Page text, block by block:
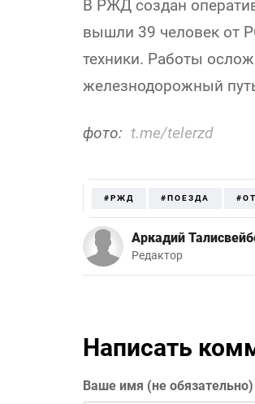
В РЖД создан
вышли 39 человек от
техники. Работы
железнодорожный
фото: t.me/telerzd
#РЖД #ПОЕЗДА
Аркадий
Редактор
Написать
Ваше имя (не обязательно)